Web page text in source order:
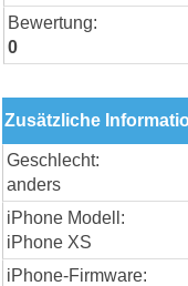
Bewertung:
0
Zusätzliche
Geschlecht:
anders
iPhone Modell:
iPhone XS
iPhone-Firmware: